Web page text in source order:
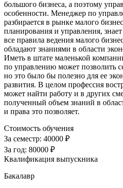
большого бизнеса, а поэтому
особенности. Менеджер по
разбирается в рынке малого
планирования и управления,
все правила ведения малого
обладают знаниями в области
Иметь в штате маленькой
по управлению может позволить
но это было бы полезно для ее
развития. В целом профессия
может найти работу и в других
полученный объем знаний в
и права это позволяет.
Стоимость обучения
За семестр: 40000 ₽
За год: 80000 ₽
Квалификация выпускника
Бакалавр